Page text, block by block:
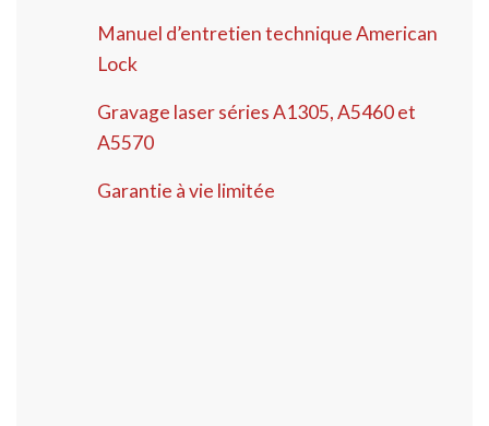
Manuel d’entretien technique American
Lock
Gravage laser séries A1305, A5460 et
A5570
Garantie à vie limitée